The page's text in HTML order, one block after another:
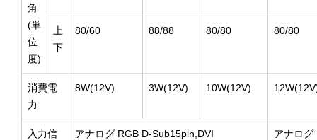
角
(単
位
度)
上
下
80/60 88/88 80/80 80/80
消費電
力
8W(12V) 3W(12V) 10W(12V)
入力信
アナログ RGB D-Sub15pin,DVI
アナログ